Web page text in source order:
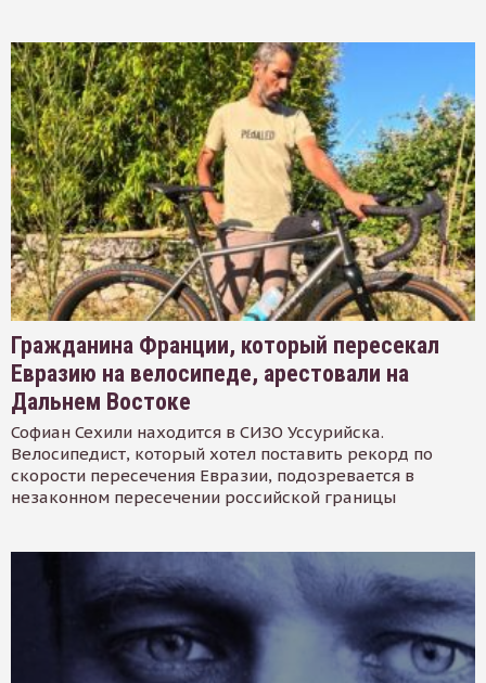
Гражданина Франции, который пересекал
Евразию на велосипеде, арестовали на
Дальнем Востоке
Софиан Сехили находится в СИЗО Уссурийска.
Велосипедист, который хотел поставить рекорд по
скорости пересечения Евразии, подозревается в
незаконном пересечении российской границы